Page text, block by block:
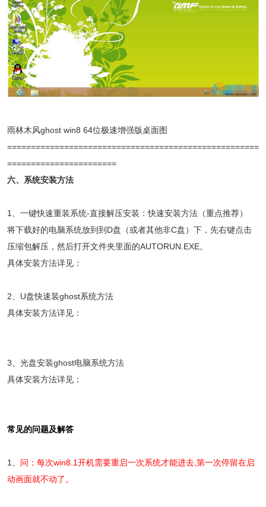
雨林木风ghost win8 64位极速增强版桌面图
=====================================================
=======================
六、系统安装方法
1、一键快速重装系统-直接解压安装：快速安装方法（重点推荐）
将下载好的电脑系统放到到D盘（或者其他非C盘）下，先右键点击
压缩包解压，然后打开文件夹里面的AUTORUN.EXE。
具体安装方法详见：
2、U盘快速装ghost系统方法
具体安装方法详见：
3、光盘安装ghost电脑系统方法
具体安装方法详见：
常见的问题及解答
1、 问：每次win8.1开机需要重启一次系统才能进去,第一次停留在启
动画面就不动了。